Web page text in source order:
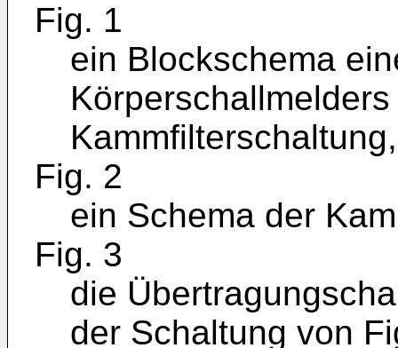
Fig. 1
ein Blockschema
Kammfilterschaltung,
Fig. 2
ein Schema der
Fig. 3
die
der Schaltung von